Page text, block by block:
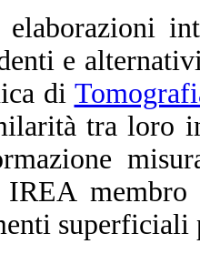
e
di
tra loro
membro